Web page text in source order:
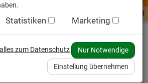
Service FAQ
des Shops wird diese Seite
Statistiken Marketing
zum Datenschutz Nur Notwendige
Einstellung übernehmen